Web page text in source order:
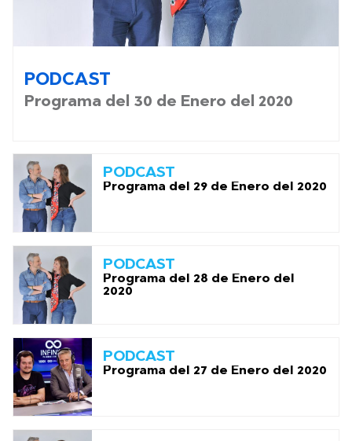
PODCAST
Programa del 30 de Enero del 2020
PODCAST
Programa del 29 de Enero del 2020
PODCAST
Programa del 28 de Enero del
2020
PODCAST
Programa del 27 de Enero del 2020